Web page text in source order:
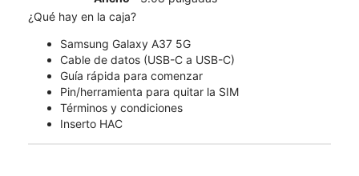
¿Qué hay en la caja?
Samsung Galaxy A37 5G
Cable de datos (USB-C a USB-C)
Guía rápida para comenzar
Pin/herramienta para quitar la SIM
Términos y condiciones
Inserto HAC